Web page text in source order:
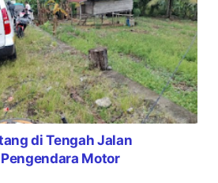
di Tengah Jalan
Motor